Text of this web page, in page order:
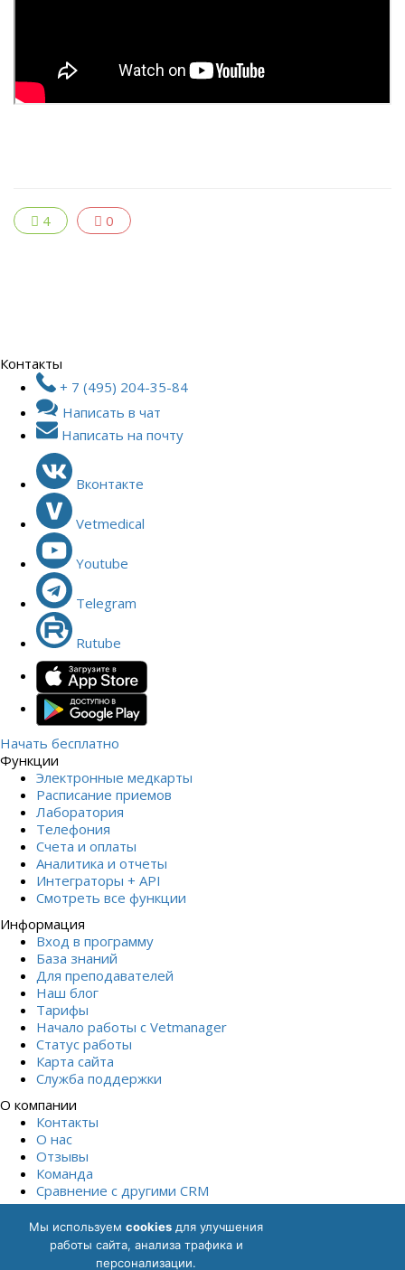
4 0
Контакты
+ 7 (495) 204-35-84
Написать в чат
Написать на почту
Вконтакте
Vetmedical
Youtube
Telegram
Rutube
Начать бесплатно
Функции
Электронные медкарты
Расписание приемов
Лаборатория
Телефония
Счета и оплаты
Аналитика и отчеты
Интеграторы + API
Смотреть все функции
Информация
Вход в программу
База знаний
Для преподавателей
Наш блог
Тарифы
Начало работы с Vetmanager
Статус работы
Карта сайта
Служба поддержки
О компании
Контакты
О нас
Отзывы
Команда
Сравнение с другими СRM
Политика обработки персональных данных
обработку персональных данных Описание функциональных
Мы используем cookies для улучшения
работы сайта, анализа трафика и
персонализации.